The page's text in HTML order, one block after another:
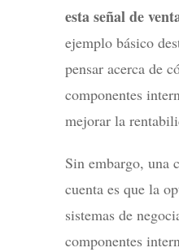
esta señal de
ejemplo básico
pensar acerca de
componentes
mejorar la
Sin embargo, una
cuenta es que la
sistemas de
componentes